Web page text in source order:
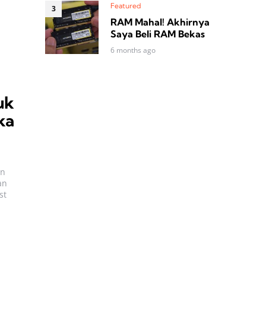
Featured
RAM Mahal! Akhirnya
Saya Beli RAM Bekas
6 months ago